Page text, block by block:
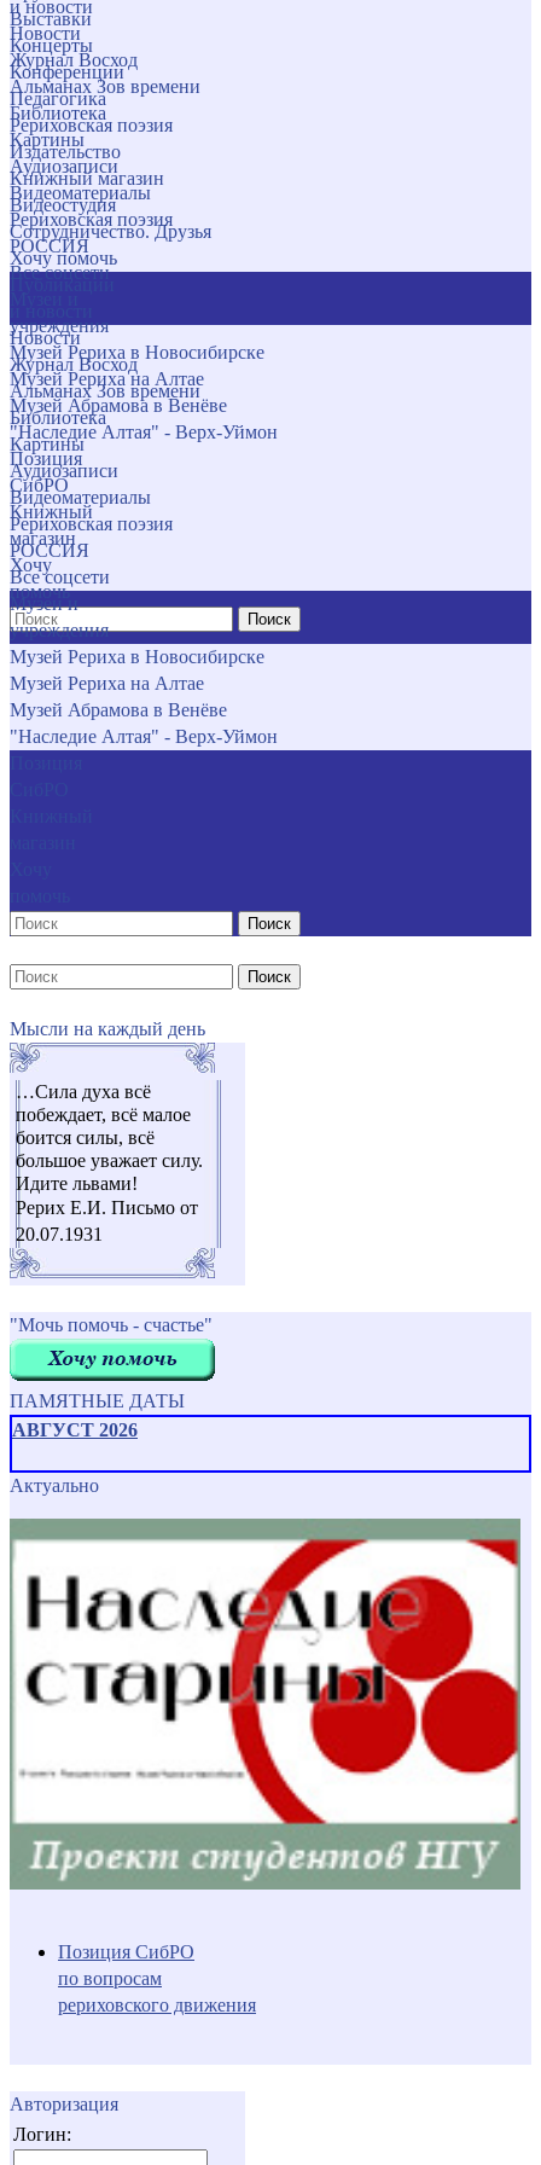
и новости
Новости
Журнал Восход
Альманах Зов времени
Библиотека
Картины
Аудиозаписи
Видеоматериалы
Рериховская поэзия
РОССИЯ
Все соцсети
учреждения
Музей Рериха в Новосибирске
Музей Рериха на Алтае
Музей Абрамова в Венёве
"Наследие Алтая" - Верх-Уймон
Позиция
СибРО
Книжный
магазин
Хочу
помочь
Поиск
Выставки
Концерты
Конференции
Педагогика
Рериховская поэзия
Издательство
Книжный магазин
Видеостудия
Сотрудничество. Друзья
Хочу помочь
Новости
Журнал Восход
Альманах Зов времени
Библиотека
Картины
Аудиозаписи
Видеоматериалы
Рериховская поэзия
РОССИЯ
Все соцсети
Музеи и
учреждения
Музей Рериха в Новосибирске
Музей Рериха на Алтае
Музей Абрамова в Венёве
"Наследие Алтая" - Верх-Уймон
Поиск
Поиск
Мысли на каждый день
…Cила духа всё
побеждает, всё малое
боится силы, всё
большое уважает силу.
Идите львами!
Рерих Е.И. Письмо от
20.07.1931
"Мочь помочь - счастье"
ПАМЯТНЫЕ ДАТЫ
АВГУСТ 2026
Актуально
Позиция СибРО
по вопросам
рериховского движения
Авторизация
Логин: